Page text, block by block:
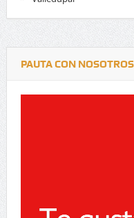
PAUTA CON NOSOTROS